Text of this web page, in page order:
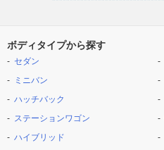
ボディタイプから探す
セダン
ミニバン
ハッチバック
ステーションワゴン
ハイブリッド